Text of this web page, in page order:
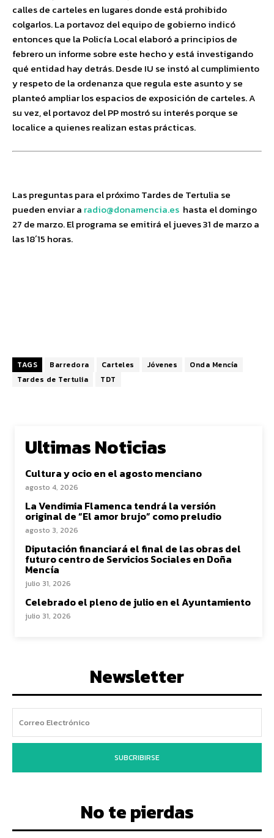
calles de carteles en lugares donde está prohibido
colgarlos. La portavoz del equipo de gobierno indicó
entonces que la Policía Local elaboró a principios de
febrero un informe sobre este hecho y está investigando
qué entidad hay detrás. Desde IU se instó al cumplimiento
y respeto de la ordenanza que regula este asunto y se
planteó ampliar los espacios de exposición de carteles. A
su vez, el portavoz del PP mostró su interés porque se
localice a quienes realizan estas prácticas.
Las preguntas para el próximo Tardes de Tertulia se
pueden enviar a radio@donamencia.es hasta el domingo
27 de marzo. El programa se emitirá el jueves 31 de marzo a
las 18´15 horas.
TAGS Barredora Carteles Jóvenes
Onda Mencía
Tardes de Tertulia
TDT
Ultimas Noticias
Cultura y ocio en el agosto menciano
agosto 4, 2026
La Vendimia Flamenca tendrá la versión
original de “El amor brujo” como preludio
agosto 3, 2026
Diputación financiará el final de las obras del
futuro centro de Servicios Sociales en Doña
Mencía
julio 31, 2026
Celebrado el pleno de julio en el Ayuntamiento
julio 31, 2026
Newsletter
SUBCRIBIRSE
No te pierdas